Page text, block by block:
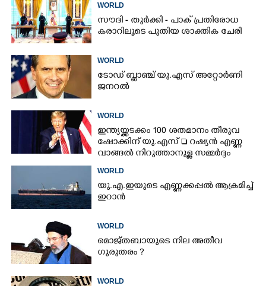
WORLD
സൗദി - തുർക്കി - പാക് പ്രതിരോധ
കരാറിലൂടെ പുതിയ ശാക്തിക ചേരി
WORLD
ടോഡ് ബ്ലാഞ്ച് യു.എസ് അറ്റോർണി
ജനറൽ
WORLD
ഇന്ത്യയ്ക്കടക്കം 100 ശതമാനം തീരുവ
ഷോക്കിന് യു.എസ്  റഷ്യൻ എണ്ണ
വാങ്ങൽ നിറുത്താനുള്ള സമ്മർദ്ദം
WORLD
യു.എ.ഇയുടെ എണ്ണക്കപ്പൽ ആക്രമിച്ച്
ഇറാൻ
WORLD
മൊജ്തബായുടെ നില അതീവ
ഗുരുതരം ?
WORLD